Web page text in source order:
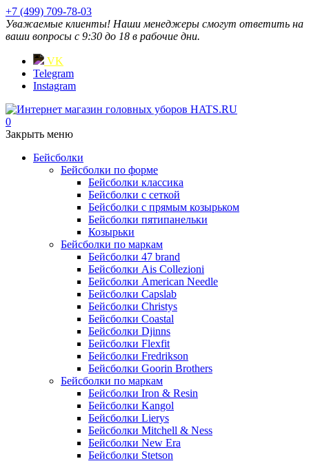
+7 (499) 709-78-03
Уважаемые клиенты! Наши менеджеры смогут ответить на
ваши вопросы с 9:30 до 18 в рабочие дни.
VK
Telegram
Instagram
0
Закрыть меню
Бейсболки
Бейсболки по форме
Бейсболки классика
Бейсболки с сеткой
Бейсболки с прямым козырьком
Бейсболки пятипанельки
Козырьки
Бейсболки по маркам
Бейсболки 47 brand
Бейсболки Ais Collezioni
Бейсболки American Needle
Бейсболки Capslab
Бейсболки Christys
Бейсболки Coastal
Бейсболки Djinns
Бейсболки Flexfit
Бейсболки Fredrikson
Бейсболки Goorin Brothers
Бейсболки по маркам
Бейсболки Iron & Resin
Бейсболки Kangol
Бейсболки Lierys
Бейсболки Mitchell & Ness
Бейсболки New Era
Бейсболки Stetson